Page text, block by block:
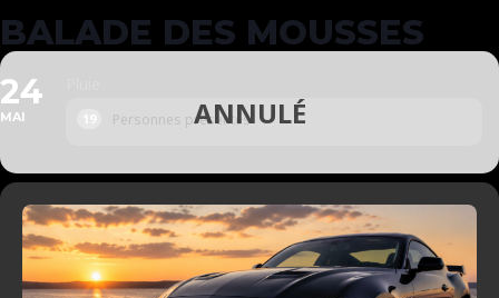
BALADE DES MOUSSES
24
MAI Personnes présentes